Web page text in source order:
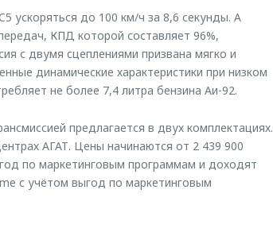
ускоряться до 100 км/ч за 8,6 секунды. А
КПД которой составляет 96%,
с двумя сцеплениями призвана мягко и
динамические характеристики при низком
не более 7,4 литра бензина Аи-92.
предлагается в двух комплектациях.
АГАТ. Цены начинаются от 2 439 900
по маркетинговым программам и доходят
с учётом выгод по маркетинговым